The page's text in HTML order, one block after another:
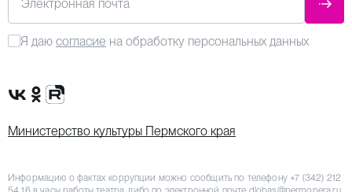
Электронная почта
Я даю согласие на обработку персональных данных
Сообщество VK
Группа в одноклассниках
Канал Rutube
Министерство культуры Пермского края
Информацию о фактах коррупции можно сообщить по телефону+7 (342) 212